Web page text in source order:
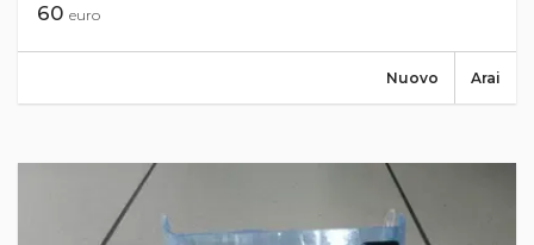
60 euro
Arai
Nuovo